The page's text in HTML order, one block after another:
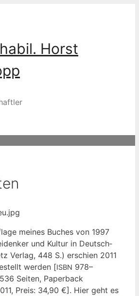
Horst
mei­nes Buches von 1997
und Kul­tur in Deutsch­
Ver­lag, 448 S.) erschien 2011
wer­den [ISBN 978–
Sei­ten, Paperback
Preis: 34,90 €]. Hier geht es